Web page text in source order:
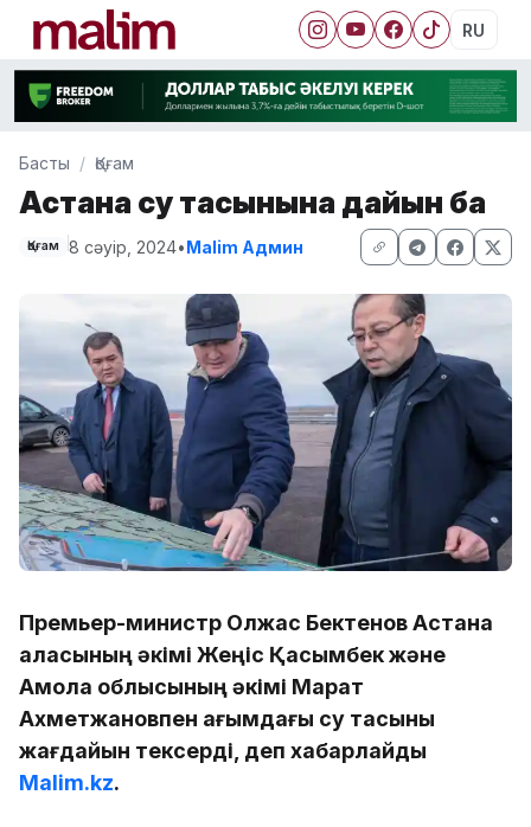
RU
Басты Қоғам
Астана су тасқынына дайын ба
Қоғам 8 сәуір, 2024•Malim Админ
Премьер-министр Олжас Бектенов Астана
қаласының әкімі Жеңіс Қасымбек және
Ақмола облысының әкімі Марат
Ахметжановпен ағымдағы су тасқыны
жағдайын тексерді, деп хабарлайды
Malim.kz.